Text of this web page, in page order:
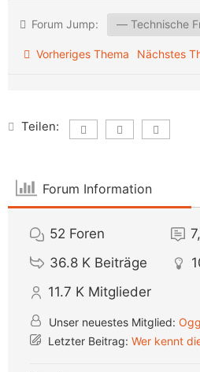
Forum Jump:
Vorheriges Thema Nächstes
Teilen:
Forum Information
52 Foren
36.8 K Beiträge
11.7 K Mitglieder
Unser neuestes Mitglied:
Letzter Beitrag: Wer kennt